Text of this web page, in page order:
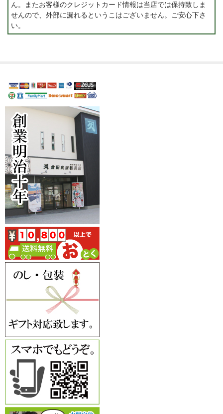
ん。またお客様のクレジットカード情報は当店では保持致しま
せんので、外部に漏れるというこはございません。ご安心下さ
い。